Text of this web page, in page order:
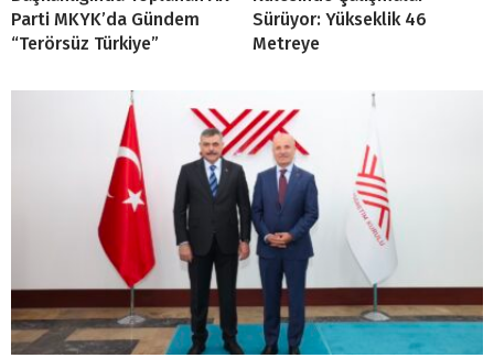
Parti MKYK’da Gündem
“Terörsüz Türkiye”
Sürüyor: Yükseklik 46
Metreye